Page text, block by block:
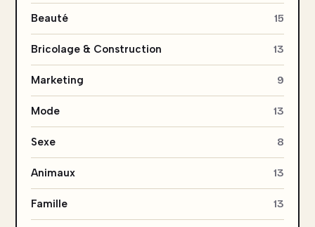
Beauté 15
Bricolage & Construction 13
Marketing 9
Mode 13
Sexe 8
Animaux 13
Famille 13